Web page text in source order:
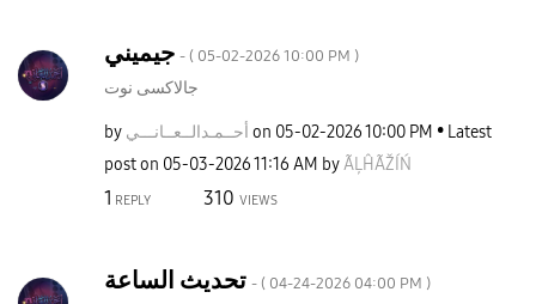
جيميني - ( ‎05-02-2026 10:00 PM )
جالاكسى نوت
by أحــمـدالــعــانـــي on ‎05-02-202610:00 PM
Latest
post on ‎05-03-202611:16 AM byÃĻĤÃŽÍŃ
1 REPLY 310 VIEWS
تحديث الساعة - ( ‎04-24-2026 04:00 PM )